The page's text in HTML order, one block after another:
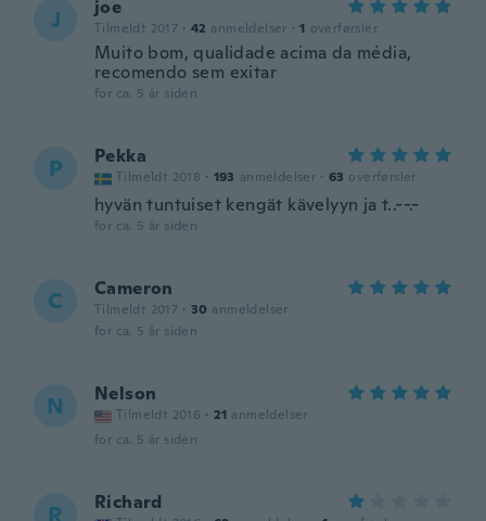
J joe
Tilmeldt 2017 · 42 anmeldelser · 1 overførsler
Muito bom, qualidade acima da média,
recomendo sem exitar
for ca. 5 år siden
P Pekka
Tilmeldt 2018 · 193 anmeldelser · 63 overførsler
hyvän tuntuiset kengät kävelyyn ja t..--.-
for ca. 5 år siden
C Cameron
Tilmeldt 2017 · 30 anmeldelser
for ca. 5 år siden
N Nelson
Tilmeldt 2016 · 21 anmeldelser
for ca. 5 år siden
R Richard